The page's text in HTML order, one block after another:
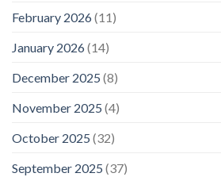
February 2026(11)
January 2026(14)
December 2025 (8)
November 2025 (4)
October 2025 (32)
September 2025 (37)